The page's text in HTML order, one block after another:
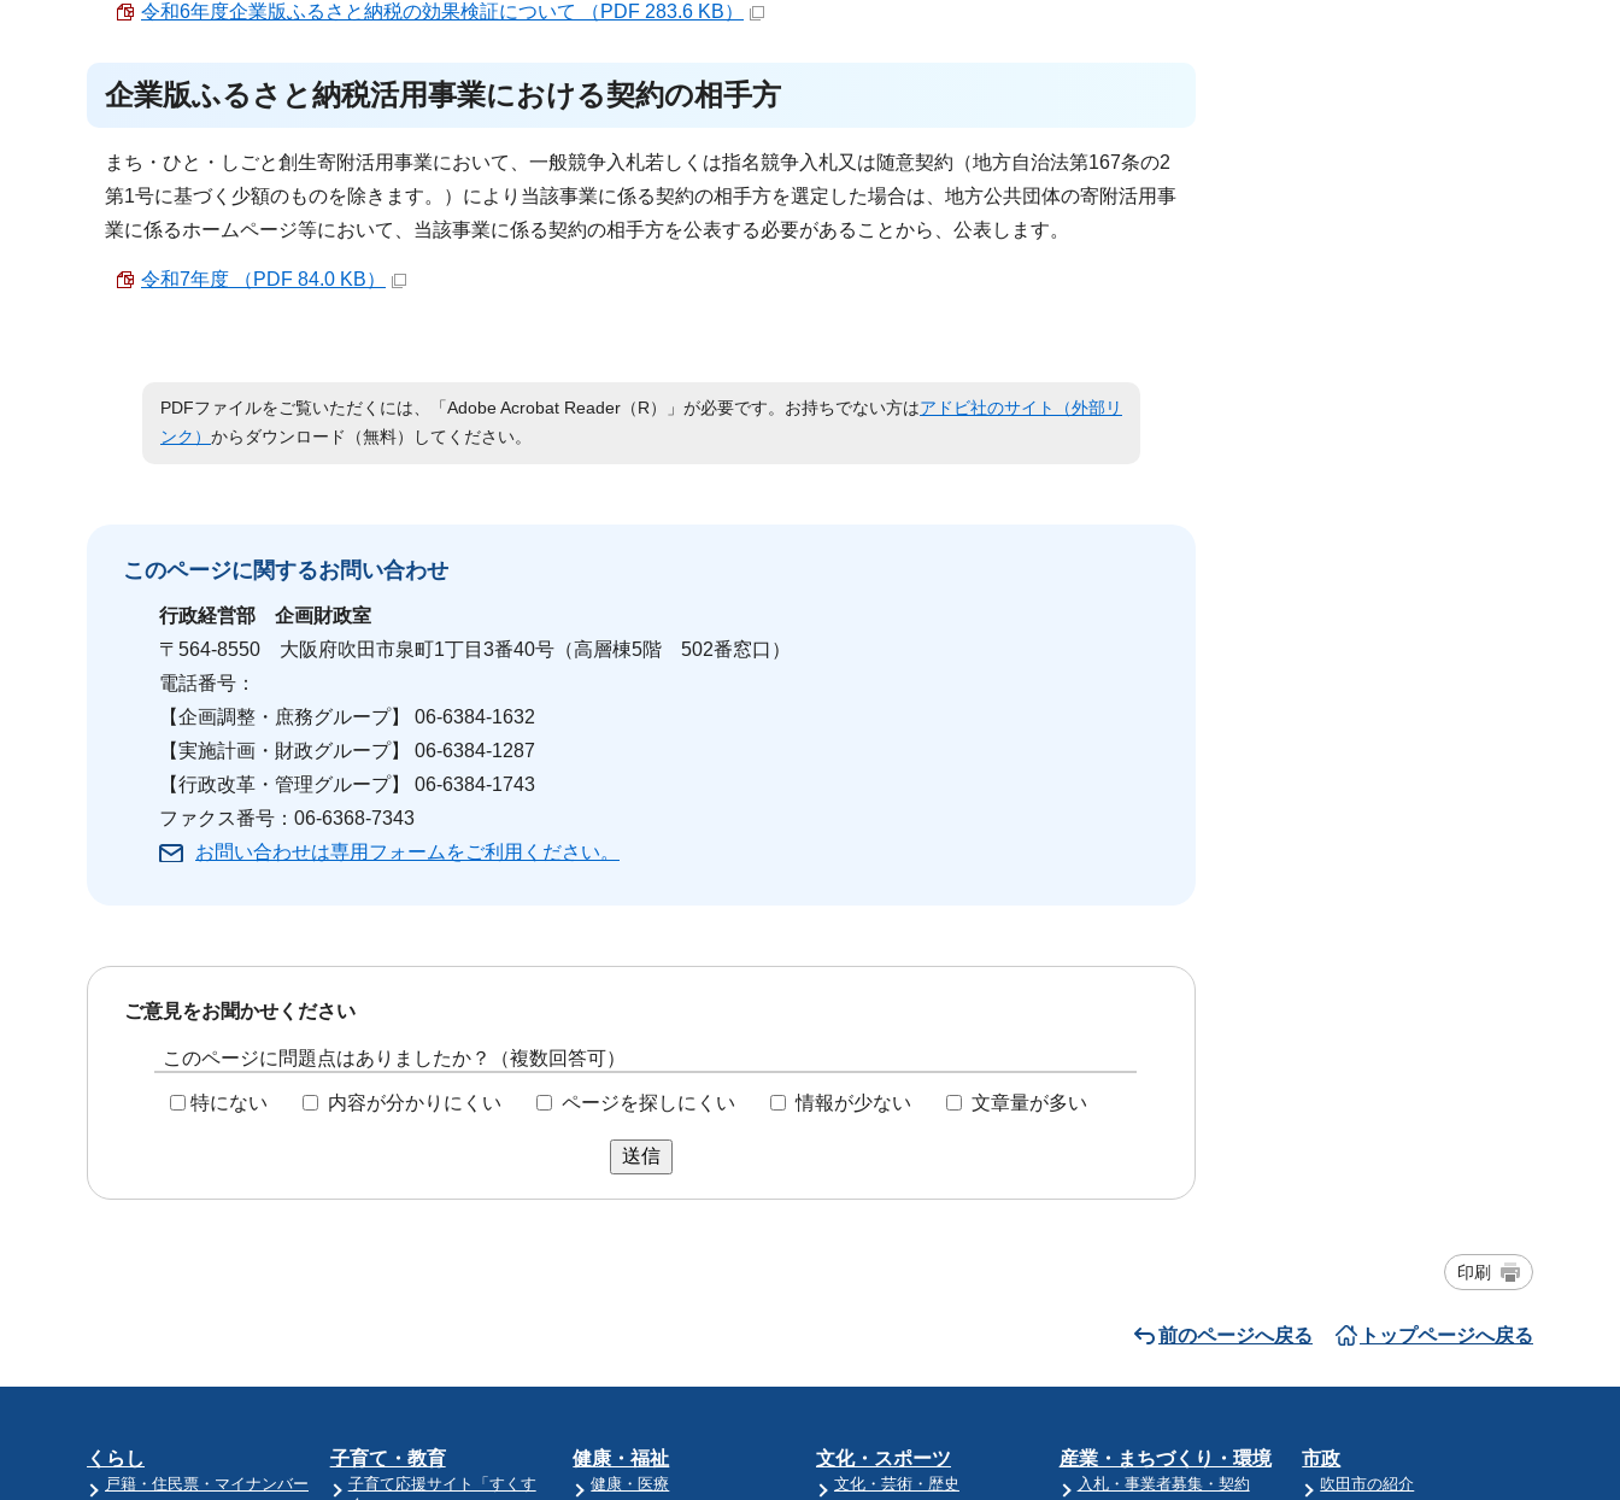
令和6年度企業版ふるさと納税の効果検証について （PDF 283.6 KB）
企業版ふるさと納税活用事業における契約の相手方
まち・ひと・しごと創生寄附活用事業において、一般競争入札若しくは指名競争入札又は随意契約（地方自治法第167条の2
第1号に基づく少額のものを除きます。）により当該事業に係る契約の相手方を選定した場合は、地方公共団体の寄附活用事
業に係るホームページ等において、当該事業に係る契約の相手方を公表する必要があることから、公表します。
令和7年度 （PDF 84.0 KB）
PDFファイルをご覧いただくには、「Adobe Acrobat Reader（R）」が必要です。お持ちでない方はアドビ社のサイト（外部リ
ンク） からダウンロード（無料）してください。
このページに関するお問い合わせ
行政経営部 企画財政室
〒564-8550 大阪府吹田市泉町1丁目3番40号（高層棟5階 502番窓口）
電話番号：
【企画調整・庶務グループ】 06-6384-1632
【実施計画・財政グループ】 06-6384-1287
【行政改革・管理グループ】 06-6384-1743
ファクス番号：06-6368-7343
お問い合わせは専用フォームをご利用ください。
ご意見をお聞かせください
このページに問題点はありましたか？（複数回答可）
特にない 内容が分かりにくい ページを探しにくい 情報が少ない 文章量が多い
送信
印刷
前のページへ戻る トップページへ戻る
くらし
戸籍・住民票・マイナンバー
子育て・教育
子育て応援サイト「すくす
健康・福祉
健康・医療
文化・スポーツ
文化・芸術・歴史
産業・まちづくり・環境
入札・事業者募集・契約
市政
吹田市の紹介